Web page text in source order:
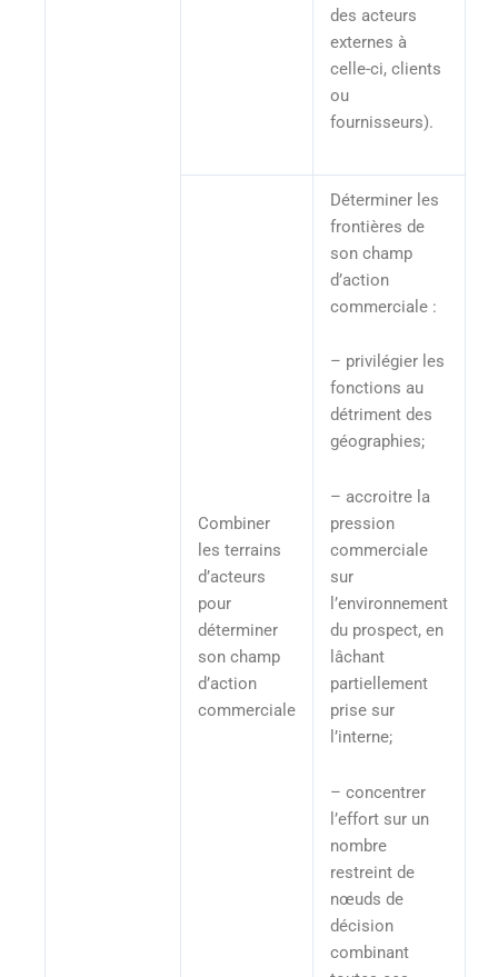
des acteurs
externes à
celle-ci, clients
ou
fournisseurs).
Combiner
les terrains
d’acteurs
pour
déterminer
son champ
d’action
commerciale
Déterminer les
frontières de
son champ
d’action
commerciale :
– privilégier les
fonctions au
détriment des
géographies;
– accroitre la
pression
commerciale
sur
l’environnement
du prospect, en
lâchant
partiellement
prise sur
l’interne;
– concentrer
l’effort sur un
nombre
restreint de
nœuds de
décision
combinant